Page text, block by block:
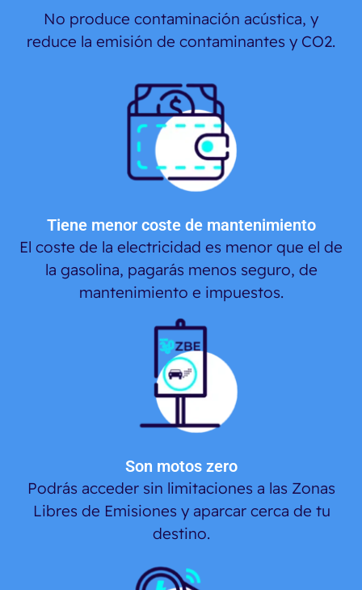
No produce contaminación acústica, y
reduce la emisión de contaminantes y CO2.
Tiene menor coste de mantenimiento
El coste de la electricidad es menor que el de
la gasolina, pagarás menos seguro, de
mantenimiento e impuestos.
Son motos zero
Podrás acceder sin limitaciones a las Zonas
Libres de Emisiones y aparcar cerca de tu
destino.